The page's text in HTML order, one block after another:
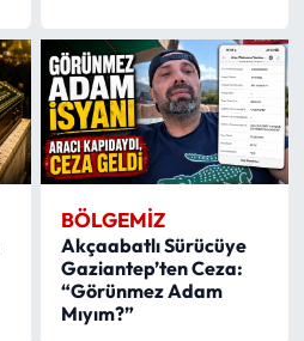
BÖLGEMIZ
Akçaabatlı Sürücüye
Gaziantep’ten Ceza:
“Görünmez Adam
Mıyım?”